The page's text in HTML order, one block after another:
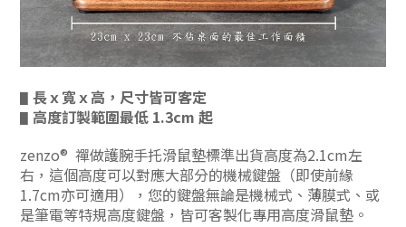
▋ 長ｘ寬ｘ高，尺寸皆可客定
▋ 高度訂製範圍最低 1.3cm 起
zenzo® 禪做護腕手托滑鼠墊標準出貨高度為2.1cm左
右，這個高度可以對應大部分的機械鍵盤（即使前緣
1.7cm亦可適用），您的鍵盤無論是機械式、薄膜式、或
是筆電等特規高度鍵盤，皆可客製化專用高度滑鼠墊。